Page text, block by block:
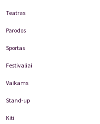
Teatras
Parodos
Sportas
Festivaliai
Vaikams
Stand-up
Kiti